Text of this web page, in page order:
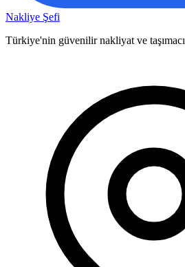
Nakliye Şefi
Türkiye'nin güvenilir nakliyat ve